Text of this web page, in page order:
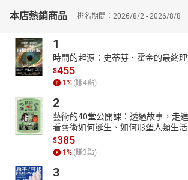
本店熱銷商品 排名期間：2026/8/2 - 2026/8/8
1
時間的起源：史蒂芬．霍金的最終理
$455
1% (賺4點)
2
藝術的40堂公開課：透過故事，走
看藝術如何誕生、如何形塑人類生活
$385
1% (賺3點)
3